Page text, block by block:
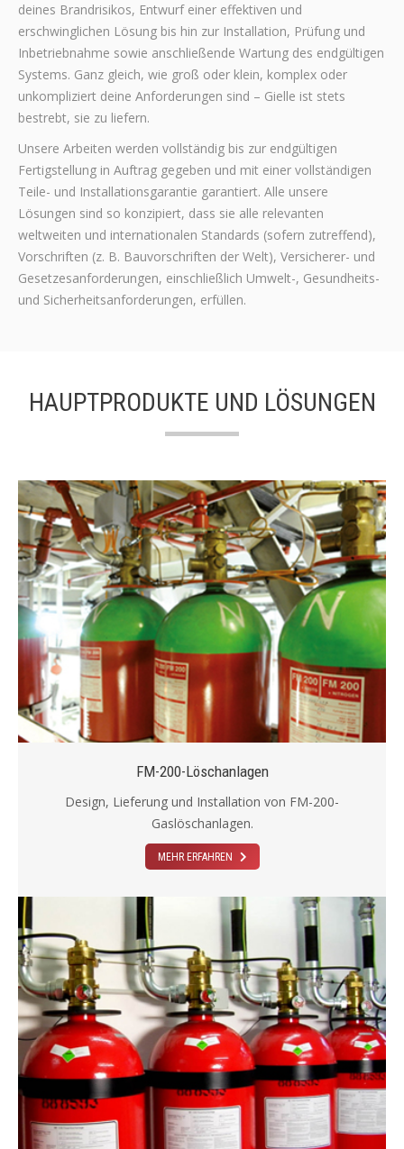
deines Brandrisikos, Entwurf einer effektiven und
erschwinglichen Lösung bis hin zur Installation, Prüfung und
Inbetriebnahme sowie anschließende Wartung des endgültigen
Systems. Ganz gleich, wie groß oder klein, komplex oder
unkompliziert deine Anforderungen sind – Gielle ist stets
bestrebt, sie zu liefern.
Unsere Arbeiten werden vollständig bis zur endgültigen
Fertigstellung in Auftrag gegeben und mit einer vollständigen
Teile- und Installationsgarantie garantiert. Alle unsere
Lösungen sind so konzipiert, dass sie alle relevanten
weltweiten und internationalen Standards (sofern zutreffend),
Vorschriften (z. B. Bauvorschriften der Welt), Versicherer- und
Gesetzesanforderungen, einschließlich Umwelt-, Gesundheits-
und Sicherheitsanforderungen, erfüllen.
HAUPTPRODUKTE UND LÖSUNGEN
FM-200-Löschanlagen
Design, Lieferung und Installation von FM-200-
Gaslöschanlagen.
MEHR ERFAHREN